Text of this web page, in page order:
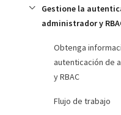
Gestione la
administrador y
Obtenga
autenticación de
y RBAC
Flujo de trabajo